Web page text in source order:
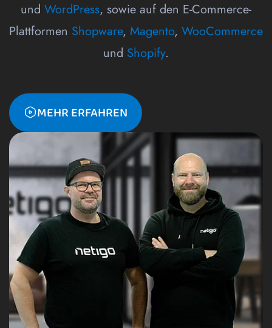
und WordPress, sowie auf den E-Commerce-
Plattformen Shopware, Magento, WooCommerce
und Shopify.
MEHR ERFAHREN